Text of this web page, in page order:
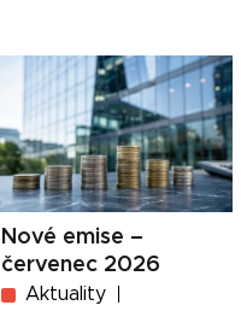
Nové emise –
červenec 2026
Aktuality